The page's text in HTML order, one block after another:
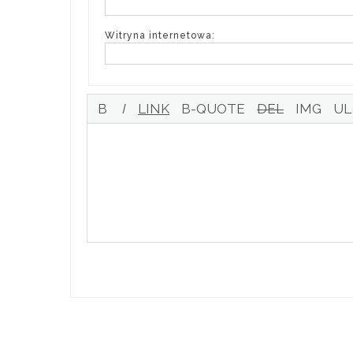
Witryna internetowa: